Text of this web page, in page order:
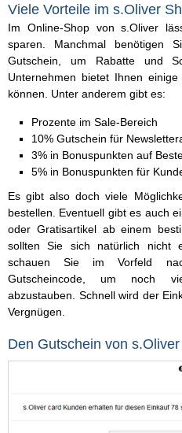
Viele Vorteile im s.Oliver
Im Online-Shop von s.Oliver
sparen. Manchmal benötigen
Gutschein, um Rabatte und
Unternehmen bietet Ihnen
können. Unter anderem gibt es:
Prozente im Sale-Bereich
10% Gutschein für
3% in Bonuspunkten auf
5% in Bonuspunkten für
Es gibt also doch viele
bestellen. Eventuell gibt es auch
oder Gratisartikel ab einem
sollten Sie sich natürlich nicht
schauen Sie im Vorfeld
Gutscheincode, um noch
abzustauben. Schnell wird der
Vergnügen.
Den Gutschein von